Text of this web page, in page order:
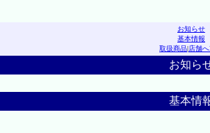
お知らせ
基本情報
取扱商品|店舗へ
お知ら
基本情